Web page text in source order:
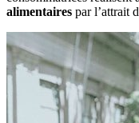
alimentaires par l’attrait